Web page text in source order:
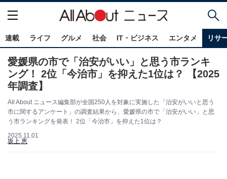
連載 ライフ グルメ 社会 IT・ビジネス エンタメ リサ
愛媛県の市で「治安がいい」と思う市ランキ
ング！ 2位「今治市」を抑えた1位は？ 【2025
年調査】
All About ニュース編集部が全国250人を対象に実施した「治安がいいと思う
市に関するアンケート」の調査結果から、愛媛県の市で「治安がいい」と思
う市ランキングを発表！ 2位「今治市」を抑えた1位は？
2025.11.01
坂上 恵